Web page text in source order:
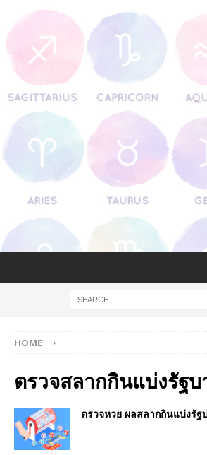
HOME
ตรวจสลากกินแบ่งรัฐบ
ตรวจหวย ผลสลากกินแบ่งรัฐ